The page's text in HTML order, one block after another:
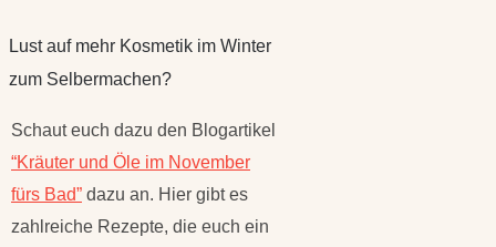
Lust auf mehr Kosmetik im Winter
zum Selbermachen?
Schaut euch dazu den Blogartikel
“Kräuter und Öle im November
fürs Bad” dazu an. Hier gibt es
zahlreiche Rezepte, die euch ein